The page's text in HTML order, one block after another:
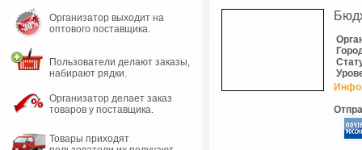
Организатор выходит на
оптового поставщика.
Пользователи делают заказы,
набирают рядки.
Организатор делает заказ
товаров у поставщика.
Товары приходят